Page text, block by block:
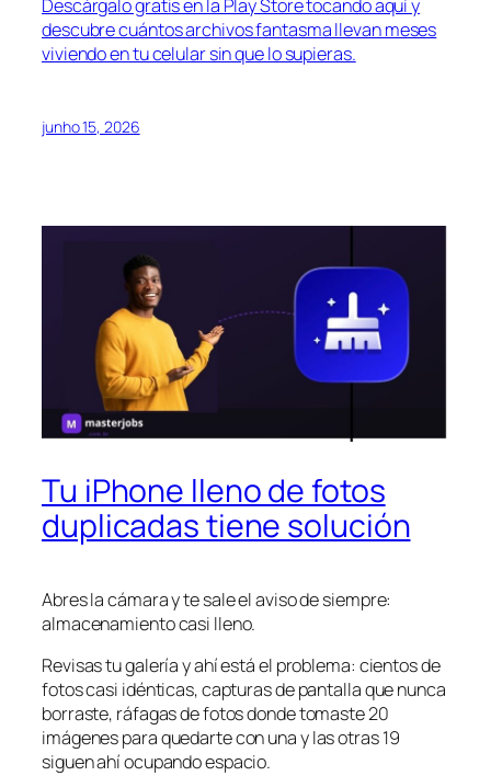
Descárgalo gratis en la Play Store tocando aquí y
descubre cuántos archivos fantasma llevan meses
viviendo en tu celular sin que lo supieras.
junho 15, 2026
Tu iPhone lleno de fotos
duplicadas tiene solución
Abres la cámara y te sale el aviso de siempre:
almacenamiento casi lleno.
Revisas tu galería y ahí está el problema: cientos de
fotos casi idénticas, capturas de pantalla que nunca
borraste, ráfagas de fotos donde tomaste 20
imágenes para quedarte con una y las otras 19
siguen ahí ocupando espacio.